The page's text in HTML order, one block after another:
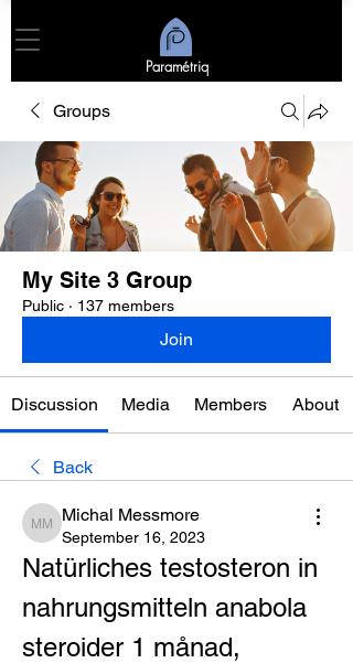
Paramétriq
Groups
My Site 3 Group
Public · 137 members
Join
Discussion Media Members About
Back
Michal Messmore
Michal Messmore
September 16, 2023
Natürliches testosteron in
nahrungsmitteln anabola
steroider 1 månad,